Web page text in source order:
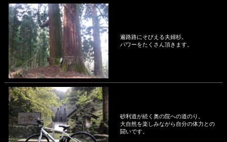
遍路路にそびえる夫婦杉。
パワーをたくさん頂きます。
砂利道が続く奥の院への道のり。
大自然を楽しみながら自分の体力との
闘いです。